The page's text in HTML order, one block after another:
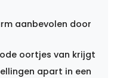
aanbevolen door
oortjes van krijgt
apart in een